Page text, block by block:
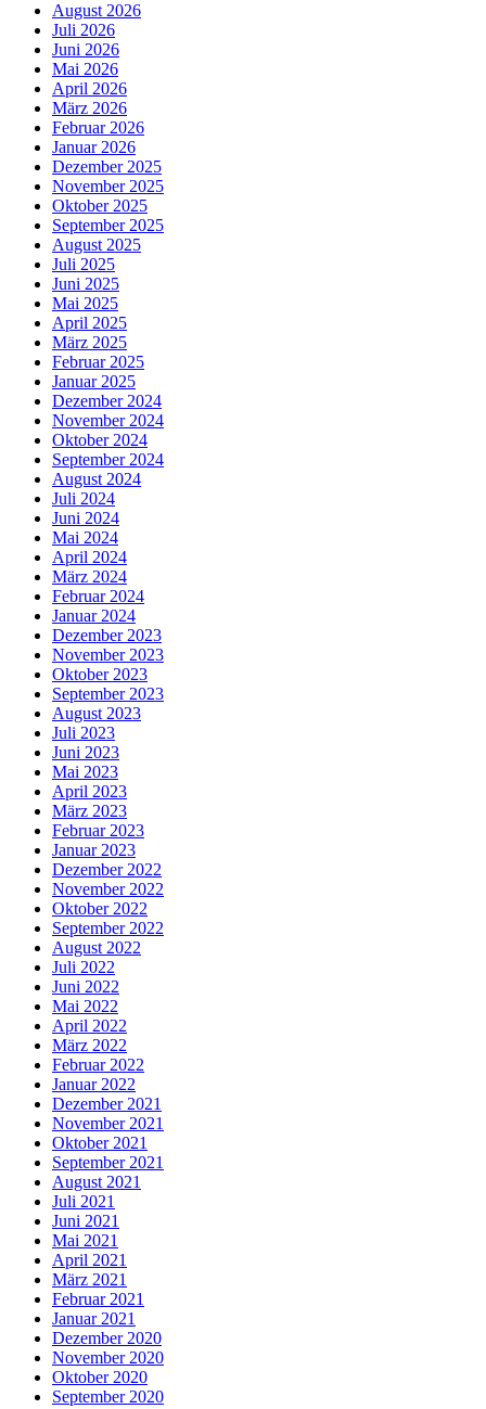
August 2026
Juli 2026
Juni 2026
Mai 2026
April 2026
März 2026
Februar 2026
Januar 2026
Dezember 2025
November 2025
Oktober 2025
September 2025
August 2025
Juli 2025
Juni 2025
Mai 2025
April 2025
März 2025
Februar 2025
Januar 2025
Dezember 2024
November 2024
Oktober 2024
September 2024
August 2024
Juli 2024
Juni 2024
Mai 2024
April 2024
März 2024
Februar 2024
Januar 2024
Dezember 2023
November 2023
Oktober 2023
September 2023
August 2023
Juli 2023
Juni 2023
Mai 2023
April 2023
März 2023
Februar 2023
Januar 2023
Dezember 2022
November 2022
Oktober 2022
September 2022
August 2022
Juli 2022
Juni 2022
Mai 2022
April 2022
März 2022
Februar 2022
Januar 2022
Dezember 2021
November 2021
Oktober 2021
September 2021
August 2021
Juli 2021
Juni 2021
Mai 2021
April 2021
März 2021
Februar 2021
Januar 2021
Dezember 2020
November 2020
Oktober 2020
September 2020